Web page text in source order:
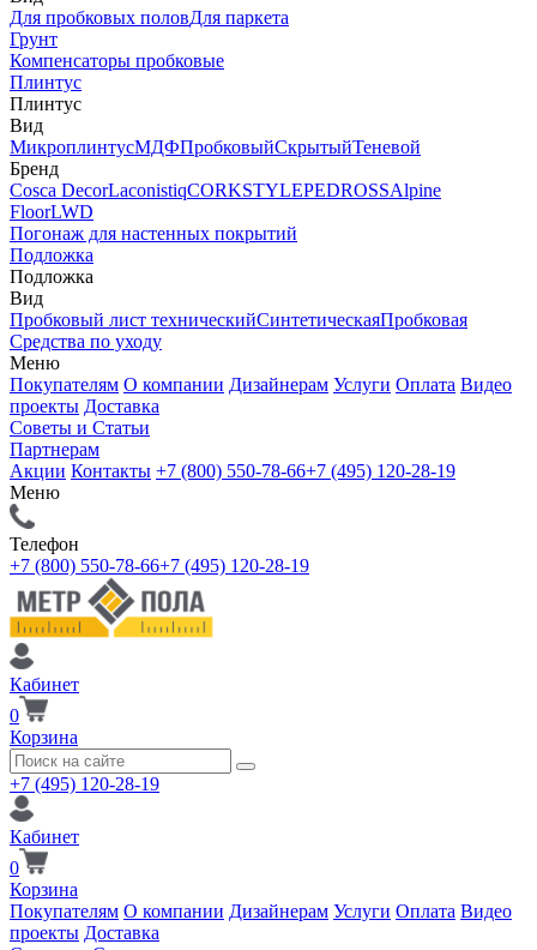
Для пробковых половДля паркета
Грунт
Компенсаторы пробковые
Плинтус
Плинтус
Вид
МикроплинтусМДФПробковыйСкрытыйТеневой
Бренд
Cosca DecorLaconistiqCORKSTYLEPEDROSSAlpine
FloorLWD
Погонаж для настенных покрытий
Подложка
Подложка
Вид
Пробковый лист техническийСинтетическаяПробковая
Средства по уходу
Меню
Покупателям О компании Дизайнерам Услуги Оплата Видео
проекты Доставка
Советы и Статьи
Партнерам
Акции Контакты +7 (800) 550-78-66+7 (495) 120-28-19
Меню
Телефон
+7 (800) 550-78-66+7 (495) 120-28-19
Кабинет
0
Корзина
+7 (495) 120-28-19
Кабинет
0
Корзина
Покупателям О компании Дизайнерам Услуги Оплата Видео
проекты Доставка